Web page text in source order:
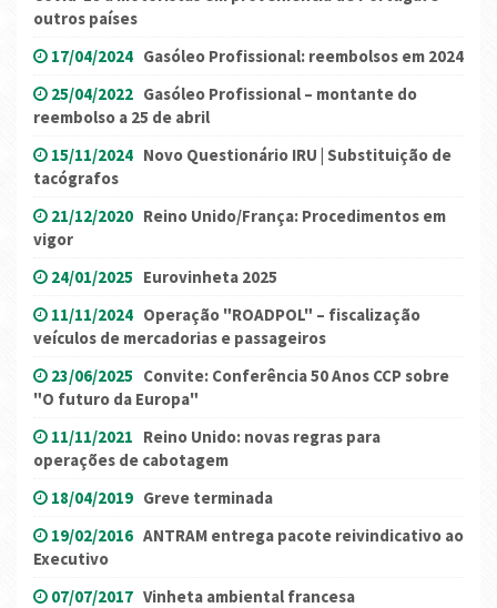
outros países
17/04/2024 Gasóleo Profissional: reembolsos em 2024
25/04/2022 Gasóleo Profissional – montante do
reembolso a 25 de abril
15/11/2024 Novo Questionário IRU | Substituição de
tacógrafos
21/12/2020 Reino Unido/França: Procedimentos em
vigor
24/01/2025 Eurovinheta 2025
11/11/2024 Operação "ROADPOL" – fiscalização
veículos de mercadorias e passageiros
23/06/2025 Convite: Conferência 50 Anos CCP sobre
"O futuro da Europa"
11/11/2021 Reino Unido: novas regras para
operações de cabotagem
18/04/2019 Greve terminada
19/02/2016 ANTRAM entrega pacote reivindicativo ao
Executivo
07/07/2017 Vinheta ambiental francesa